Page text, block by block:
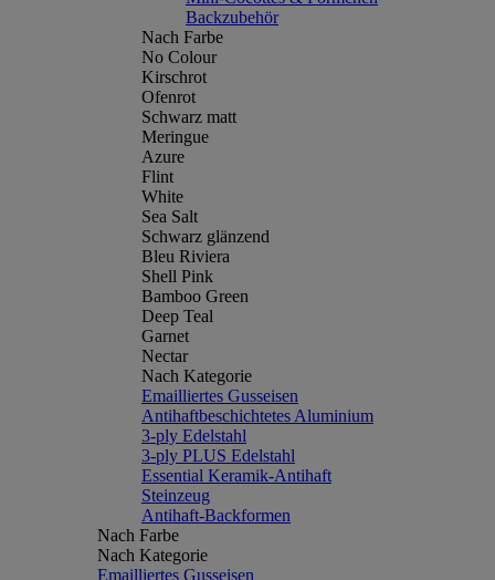
Backzubehör
Nach Farbe
No Colour
Kirschrot
Ofenrot
Schwarz matt
Meringue
Azure
Flint
White
Sea Salt
Schwarz glänzend
Bleu Riviera
Shell Pink
Bamboo Green
Deep Teal
Garnet
Nectar
Nach Kategorie
Emailliertes Gusseisen
Antihaftbeschichtetes Aluminium
3-ply Edelstahl
3-ply PLUS Edelstahl
Essential Keramik-Antihaft
Steinzeug
Antihaft-Backformen
Nach Farbe
Nach Kategorie
Emailliertes Gusseisen